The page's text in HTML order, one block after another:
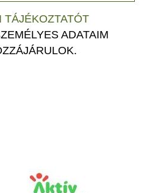
TÁJÉKOZTATÓT
ADATAIM